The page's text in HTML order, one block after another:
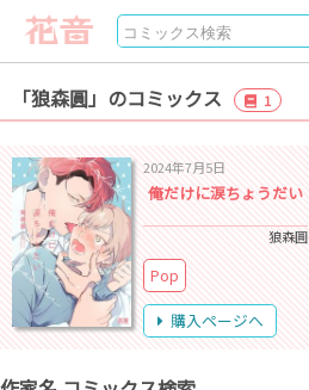
「狼森圓」のコミックス 1
2024年7月5日
俺だけに涙ちょうだい
狼森圓
Pop
購入ページへ